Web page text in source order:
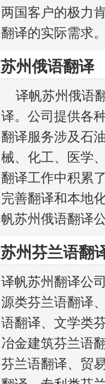
两国客户的极力
翻译的实际需求
苏州俄语翻译
译帆苏州俄语
译。公司提供各
翻译服务涉及石
械、化工、医学
翻译工作中积累
完善翻译和本地
帆苏州俄语翻译
苏州芬兰语翻
译帆苏州翻译公
源类芬兰语翻译
语翻译、文学类
冶金建筑芬兰语
芬兰语翻译、贸